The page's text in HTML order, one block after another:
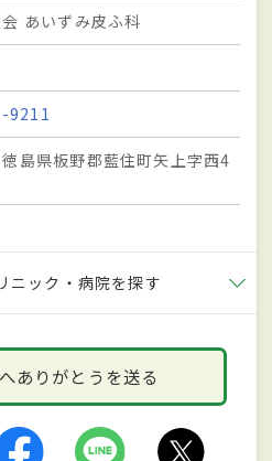
あいずみ皮ふ科
9211
島県板野郡藍住町矢上字西4
ニック・病院を探す
ありがとうを送る